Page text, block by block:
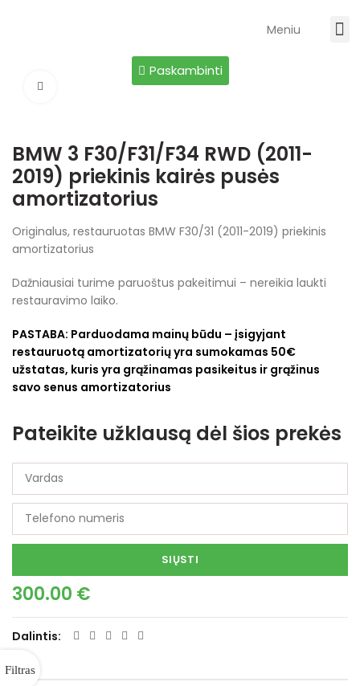
Meniu
Paskambinti
Spustelėkite, jei norite padidinti
BMW 3 F30/F31/F34 RWD (2011-
2019) priekinis kairės pusės
amortizatorius
Originalus, restauruotas BMW F30/31 (2011-2019) priekinis
amortizatorius
Dažniausiai turime paruoštus pakeitimui – nereikia laukti
restauravimo laiko.
PASTABA: Parduodama mainų būdu – įsigyjant
restauruotą amortizatorių yra sumokamas 50€
užstatas, kuris yra grąžinamas pasikeitus ir grąžinus
savo senus amortizatorius
Pateikite užklausą dėl šios prekės
SIŲSTI
300.00 €
Dalintis